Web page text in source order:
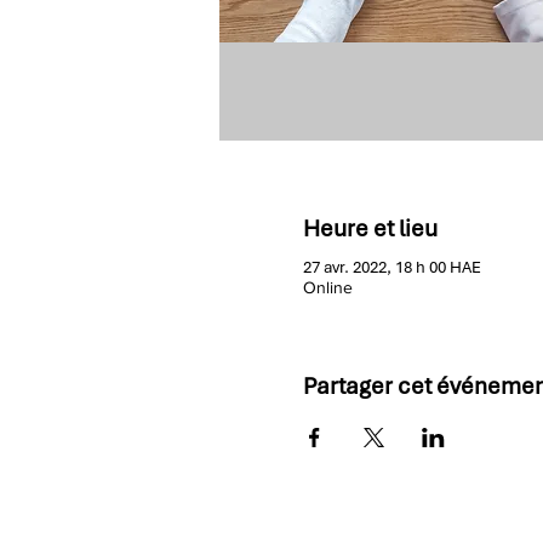
Heure et lieu
27 avr. 2022, 18 h 00 HAE
Online
Partager cet